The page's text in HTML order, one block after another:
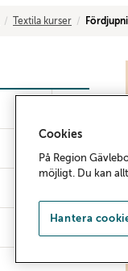
Textila kurser
Cookies
På Region
möjligt. Du kan
Hantera